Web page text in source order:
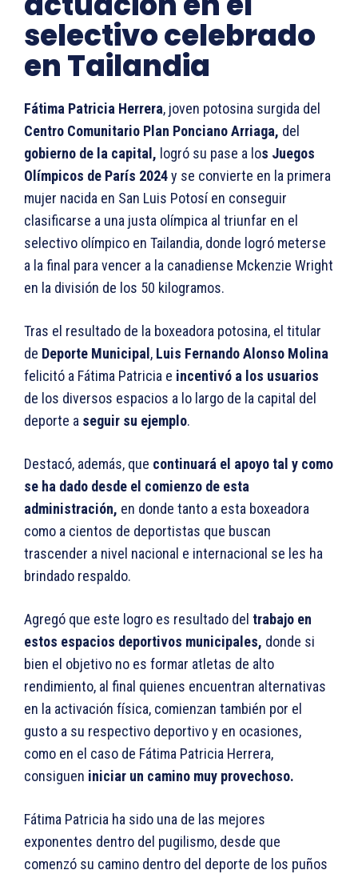
selectivo celebrado
en Tailandia
Fátima Patricia Herrera, joven potosina surgida del
Centro Comunitario Plan Ponciano Arriaga, del
gobierno de la capital, logró su pase a los Juegos
Olímpicos de París 2024y se convierte en la primera
mujer nacida en San Luis Potosí en conseguir
clasificarse a una justa olímpica al triunfar en el
selectivo olímpico en Tailandia, donde logró meterse
a la final para vencer a la canadiense Mckenzie Wright
en la división de los 50 kilogramos.
Tras el resultado de la boxeadora potosina, el titular
de Deporte Municipal , Luis Fernando Alonso Molina
felicitó a Fátima Patricia e incentivó a los usuarios
de los diversos espacios a lo largo de la capital del
deporte a seguir su ejemplo.
Destacó, además, que continuará el apoyo tal y como
se ha dado desde el comienzo de esta
administración, en donde tanto a esta boxeadora
como a cientos de deportistas que buscan
trascender a nivel nacional e internacional se les ha
brindado respaldo.
Agregó que este logro es resultado del trabajo en
estos espacios deportivos municipales, donde si
bien el objetivo no es formar atletas de alto
rendimiento, al final quienes encuentran alternativas
en la activación física, comienzan también por el
gusto a su respectivo deportivo y en ocasiones,
como en el caso de Fátima Patricia Herrera,
consiguen iniciar un camino muy provechoso.
Fátima Patricia ha sido una de las mejores
exponentes dentro del pugilismo, desde que
comenzó su camino dentro del deporte de los puños